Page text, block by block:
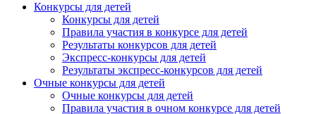
Конкурсы для детей
Конкурсы для детей
Правила участия в конкурсе для детей
Результаты конкурсов для детей
Экспресс-конкурсы для детей
Результаты экспресс-конкурсов для детей
Очные конкурсы для детей
Очные конкурсы для детей
Правила участия в очном конкурсе для детей